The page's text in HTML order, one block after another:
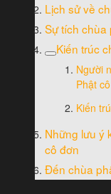
Lịch sử về
Sự tích chùa
Kiến trúc
Người
Phật
Kiến
Những lưu ý
cô đơn
Đến chùa